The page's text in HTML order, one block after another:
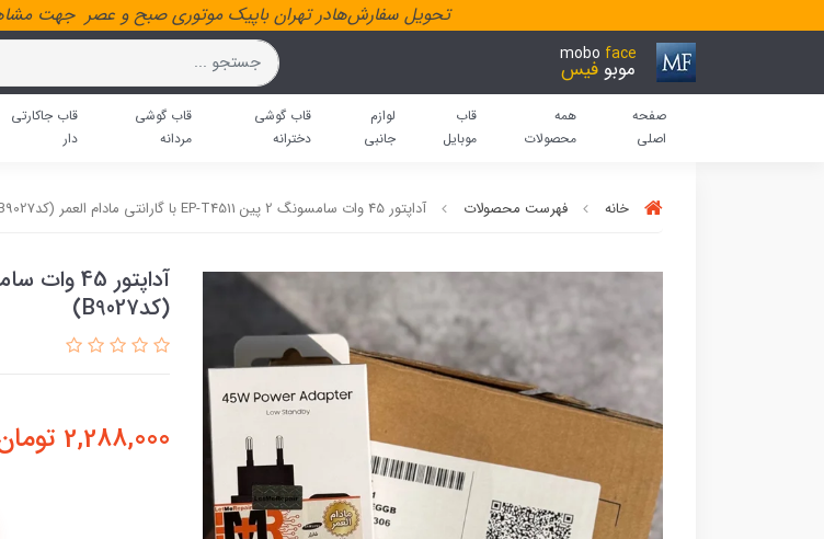
تحویل سفارش‌هادر تهران باپیک موتوری صبح و عصر جهت
mobo face
موبو فیس
صفحه
اصلی
همه
محصولات
قاب
موبایل
لوازم
جانبی
قاب گوشی
دخترانه
قاب گوشی
مردانه
قاب جاکارتی
دار
خانه فهرست محصولات آداپتور 45 وات سامسونگ 2 پین EP-T4511 با گارانتی مادام العمر (کدB9027)
(کدB9027)
2,288,000